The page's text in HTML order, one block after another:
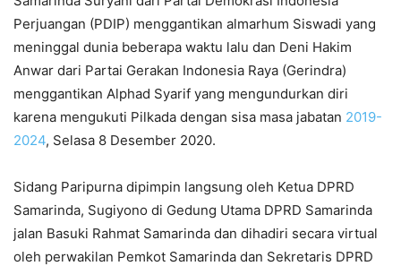
Perjuangan (PDIP) menggantikan almarhum Siswadi yang
meninggal dunia beberapa waktu lalu dan Deni Hakim
Anwar dari Partai Gerakan Indonesia Raya (Gerindra)
menggantikan Alphad Syarif yang mengundurkan diri
karena mengukuti Pilkada dengan sisa masa jabatan 2019-
2024, Selasa 8 Desember 2020.
Sidang Paripurna dipimpin langsung oleh Ketua DPRD
Samarinda, Sugiyono di Gedung Utama DPRD Samarinda
jalan Basuki Rahmat Samarinda dan dihadiri secara virtual
oleh perwakilan Pemkot Samarinda dan Sekretaris DPRD